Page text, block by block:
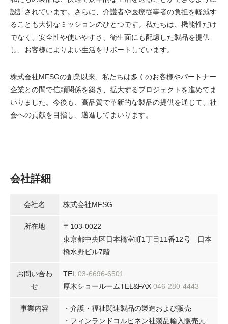
設計されています。さらに、介護者や医療従事者の負担を軽減す
ることも大切なミッションのひとつです。私たちは、機能性だけ
でなく、安全性や使いやすさ、衛生面にも配慮した製品を提供
し、お客様によりよい生活をサポートしています。
株式会社MFSGの創業以来、私たちは多くのお客様やパートナー
企業との間で信頼関係を築き、拡大するプロジェクトを進めてま
いりました。今後も、高品質で革新的な製品の提供を通じて、社
会への貢献を目指し、邁進してまいります。
会社詳細
会社名 株式会社MFSG
所在地
〒103-0022
東京都中央区日本橋室町1丁目11番12号 日本
橋水野ビル7階
お問い合わ
せ
TEL 03-6696-6501
厚木ショールームTEL&FAX 046-280-4443
事業内容
・介護・福祉関連製品の製造および販売
・フィンランドコルピネン社製品輸入販売元